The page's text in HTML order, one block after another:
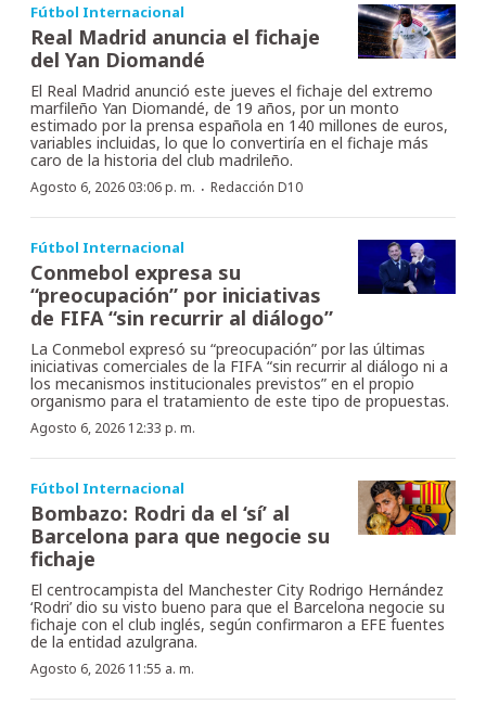
Fútbol Internacional
Real Madrid anuncia el fichaje
del Yan Diomandé
El Real Madrid anunció este jueves el fichaje del extremo
marfileño Yan Diomandé, de 19 años, por un monto
estimado por la prensa española en 140 millones de euros,
variables incluidas, lo que lo convertiría en el fichaje más
caro de la historia del club madrileño.
Agosto 6, 2026 03:06 p. m. · Redacción D10
Fútbol Internacional
Conmebol expresa su
“preocupación” por iniciativas
de FIFA “sin recurrir al diálogo”
La Conmebol expresó su “preocupación” por las últimas
iniciativas comerciales de la FIFA “sin recurrir al diálogo ni a
los mecanismos institucionales previstos” en el propio
organismo para el tratamiento de este tipo de propuestas.
Agosto 6, 2026 12:33 p. m.
Fútbol Internacional
Bombazo: Rodri da el ‘sí’ al
Barcelona para que negocie su
fichaje
El centrocampista del Manchester City Rodrigo Hernández
‘Rodri’ dio su visto bueno para que el Barcelona negocie su
fichaje con el club inglés, según confirmaron a EFE fuentes
de la entidad azulgrana.
Agosto 6, 2026 11:55 a. m.